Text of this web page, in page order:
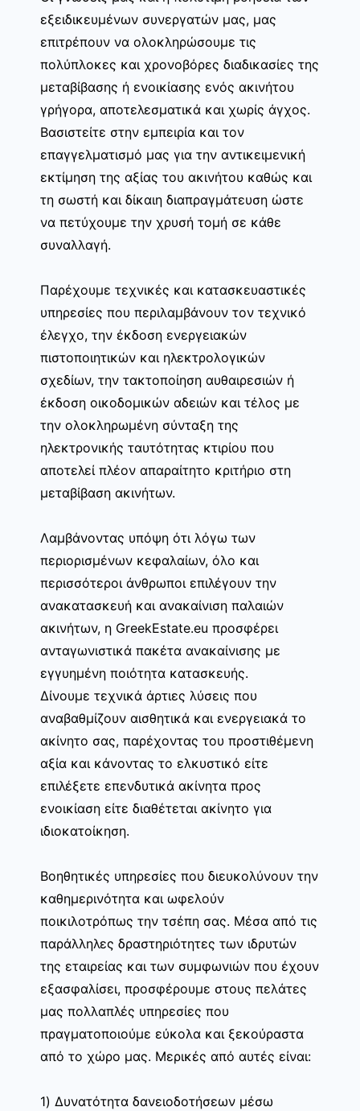
εξειδικευμένων συνεργατών μας, μας
επιτρέπουν να ολοκληρώσουμε τις
πολύπλοκες και χρονοβόρες διαδικασίες της
μεταβίβασης ή ενοικίασης ενός ακινήτου
γρήγορα, αποτελεσματικά και χωρίς άγχος.
Βασιστείτε στην εμπειρία και τον
επαγγελματισμό μας για την αντικειμενική
εκτίμηση της αξίας του ακινήτου καθώς και
τη σωστή και δίκαιη διαπραγμάτευση ώστε
να πετύχουμε την χρυσή τομή σε κάθε
συναλλαγή.
Παρέχουμε τεχνικές και κατασκευαστικές
υπηρεσίες που περιλαμβάνουν τον τεχνικό
έλεγχο, την έκδοση ενεργειακών
πιστοποιητικών και ηλεκτρολογικών
σχεδίων, την τακτοποίηση αυθαιρεσιών ή
έκδοση οικοδομικών αδειών και τέλος με
την ολοκληρωμένη σύνταξη της
ηλεκτρονικής ταυτότητας κτιρίου που
αποτελεί πλέον απαραίτητο κριτήριο στη
μεταβίβαση ακινήτων.
Λαμβάνοντας υπόψη ότι λόγω των
περιορισμένων κεφαλαίων, όλο και
περισσότεροι άνθρωποι επιλέγουν την
ανακατασκευή και ανακαίνιση παλαιών
ακινήτων, η GreekEstate.eu προσφέρει
ανταγωνιστικά πακέτα ανακαίνισης με
εγγυημένη ποιότητα κατασκευής.
Δίνουμε τεχνικά άρτιες λύσεις που
αναβαθμίζουν αισθητικά και ενεργειακά το
ακίνητο σας, παρέχοντας του προστιθέμενη
αξία και κάνοντας το ελκυστικό είτε
επιλέξετε επενδυτικά ακίνητα προς
ενοικίαση είτε διαθέτεται ακίνητο για
ιδιοκατοίκηση.
Βοηθητικές υπηρεσίες που διευκολύνουν την
καθημερινότητα και ωφελούν
ποικιλοτρόπως την τσέπη σας. Μέσα από τις
παράλληλες δραστηριότητες των ιδρυτών
της εταιρείας και των συμφωνιών που έχουν
εξασφαλίσει, προσφέρουμε στους πελάτες
μας πολλαπλές υπηρεσίες που
πραγματοποιούμε εύκολα και ξεκούραστα
από το χώρο μας. Μερικές από αυτές είναι:
1) Δυνατότητα δανειοδοτήσεων μέσω